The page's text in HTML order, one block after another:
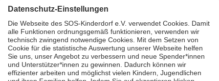
Hauswirtschafterin / Köchin (m/w/d) als
Ausbilderin (m/w/d) im Bereich
Nahrungszubereitung
in Vollzeit (38,5 Std./Wo.), SOS-Kinderdorf
Saarbrücken, Saarbrücken